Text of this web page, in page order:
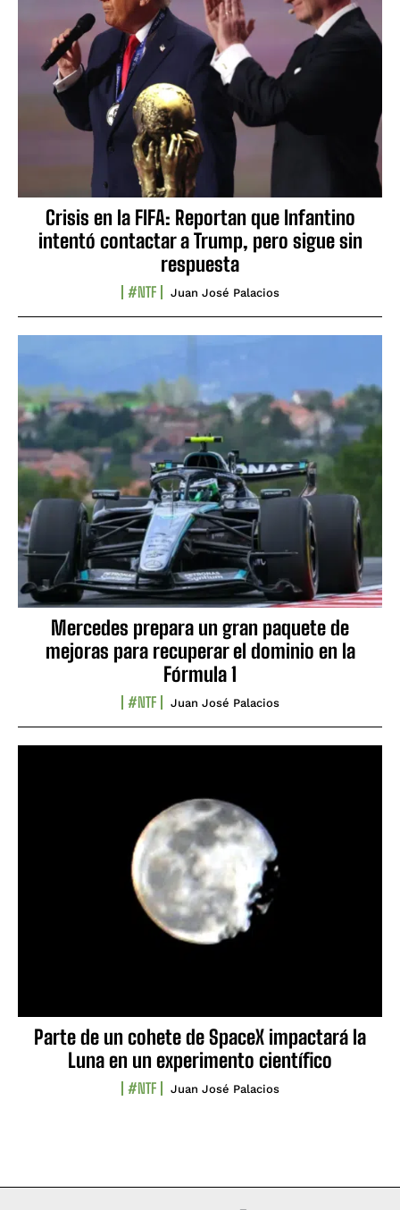
Crisis en la FIFA: Reportan que Infantino
intentó contactar a Trump, pero sigue sin
respuesta
#NTF Juan José Palacios
Mercedes prepara un gran paquete de
mejoras para recuperar el dominio en la
Fórmula 1
#NTF Juan José Palacios
Parte de un cohete de SpaceX impactará la
Luna en un experimento científico
#NTF Juan José Palacios